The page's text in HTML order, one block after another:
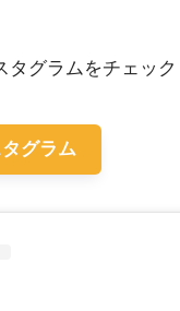
タグラムをチェッ
グラム